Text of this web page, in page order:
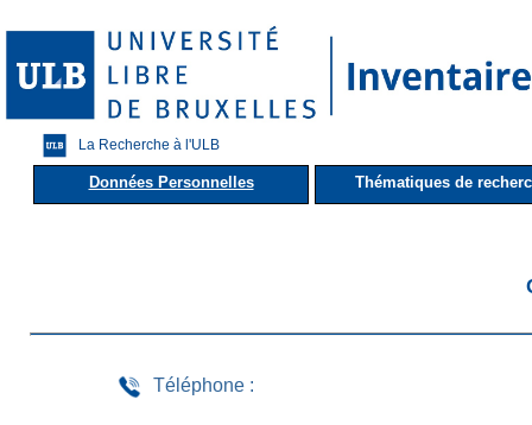
La Recherche à l'ULB
Données Personnelles Thématiques de
Téléphone :